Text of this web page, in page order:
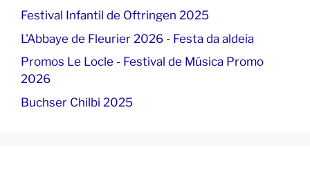
Festival Infantil de Oftringen 2025
L'Abbaye de Fleurier 2026 - Festa da aldeia
Promos Le Locle - Festival de Música Promo
2026
Buchser Chilbi 2025